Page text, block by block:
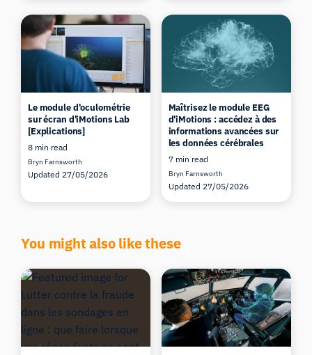
Le module d'oculométrie
sur écran d'iMotions Lab
[Explications]
8 min read
Bryn Farnsworth
Updated 27/05/2026
Maîtrisez le module EEG
d'iMotions : accédez à des
informations avancées sur
les données cérébrales
7 min read
Bryn Farnsworth
Updated 27/05/2026
You might also like these